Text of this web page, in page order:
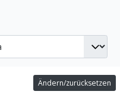
Ändern/zurücksetzen